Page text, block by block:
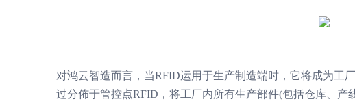
对鸿云智造而言，当RFID运用于生产制造端时，它将成为工
过分佈于管控点RFID，将工厂内所有生产部件(包括仓库、